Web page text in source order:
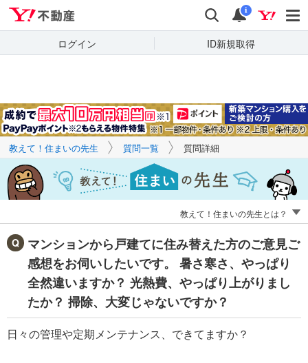
検索 通知
i
ログイン ID新規取得
キーワードで
質問を探す
教えて！住まいの先生 質問一覧 質問詳細
教えて！住まいの先生とは？
マンションから戸建てに住み替えた方のご意見ご
感想をお伺いしたいです。 暑さ寒さ、やっぱり
全然違いますか？ 光熱費、やっぱり上がりまし
たか？ 掃除、大変じゃないですか？
日々の管理や定期メンテナンス、できてますか？